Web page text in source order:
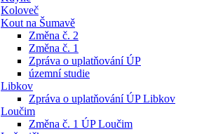
Koloveč
Kout na Šumavě
Změna č. 2
Změna č. 1
Zpráva o uplatňování ÚP
územní studie
Libkov
Zpráva o uplatňování ÚP Libkov
Loučim
Změna č. 1 ÚP Loučim